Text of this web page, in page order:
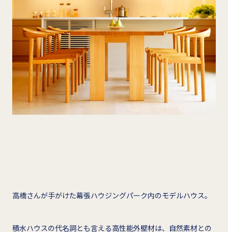
高橋さんが手がけた幕張ハウジングパーク内のモデルハウス。
積水ハウスの代名詞とも言える高性能外壁材は、自然素材との